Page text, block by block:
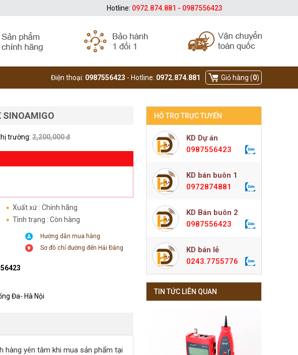
Giỏ hàng (0)
Điện thoại: 0987556423 - Hotline: 0972.874.881
trường: 2,200,000 đ
Xuất xứ : Chính hãng
Tình trạng : Còn hàng
Hướng dẫn mua hàng
Sơ đồ chỉ đường đến Hải Đăng
Đa- Hà Nội
hàng yên tâm khi mua sản phẩm tại
HỖ TRỢ TRỰC TUYẾN
KD Dự án
0987556423
KD bán buôn 1
0972874881
KD Bán buôn 2
0987556423
KD bán lẻ
0243.7755776
TIN TỨC LIÊN QUAN
Hotline: 0972.874.881 - 0987556423